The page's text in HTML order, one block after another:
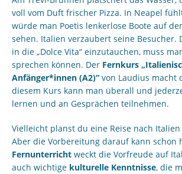
voll vom Duft frischer Pizza. In Neapel
würde man Poetis lenkerlose Boote auf
sehen. Italien verzaubert seine Besucher.
in die „Dolce Vita“ einzutauchen, muss
sprechen können. Der Fernkurs
Anfänger*innen (A2)“ von Laudius macht
diesem Kurs kann man überall und
lernen und an Gesprächen teilnehmen.
Vielleicht planst du eine Reise nach
Aber die Vorbereitung darauf kann schon
Fernunterricht weckt die Vorfreude auf
auch wichtige kulturelle Kenntnisse, die